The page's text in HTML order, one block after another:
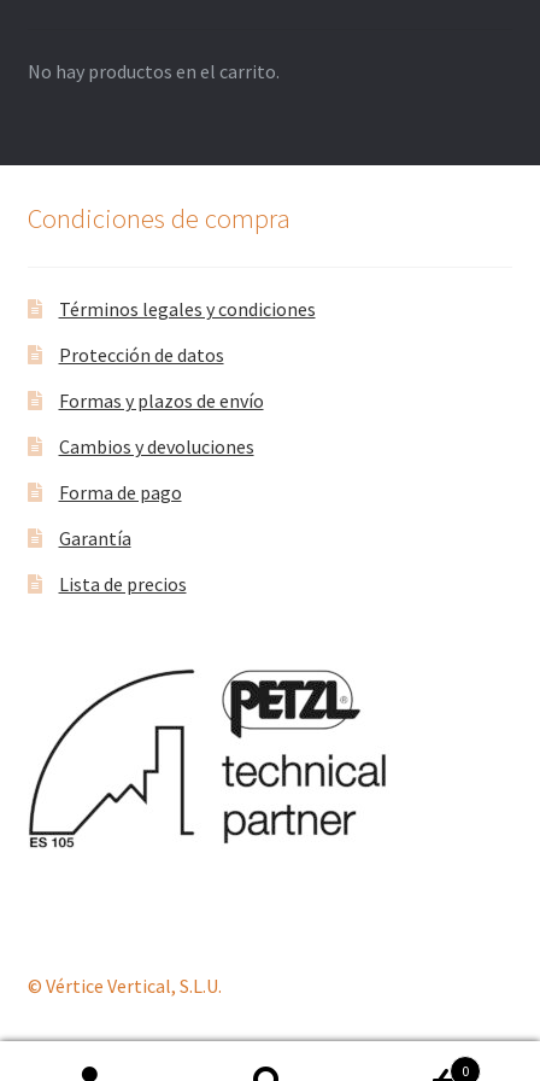
No hay productos en el carrito.
Condiciones de compra
Términos legales y condiciones
Protección de datos
Formas y plazos de envío
Cambios y devoluciones
Forma de pago
Garantía
Lista de precios
© Vértice Vertical, S.L.U.
0